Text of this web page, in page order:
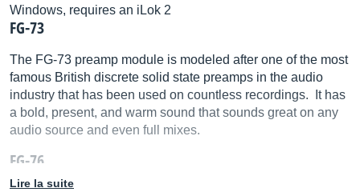
Windows, requires an iLok 2
FG-73
The FG-73 preamp module is modeled after one of the most
famous British discrete solid state preamps in the audio
industry that has been used on countless recordings. It has
a bold, present, and warm sound that sounds great on any
audio source and even full mixes.
FG-76
This FG76 preamp module is modeled after a classic
Lire la suite